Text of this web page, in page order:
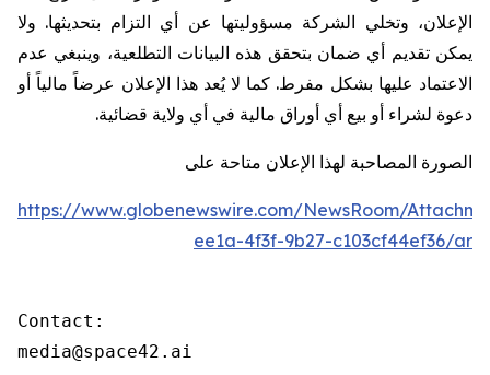
الإعلان، وتخلي الشركة مسؤوليتها عن أي التزام بتحديثها. ولا
يمكن تقديم أي ضمان بتحقق هذه البيانات التطلعية، وينبغي عدم
الاعتماد عليها بشكل مفرط. كما لا يُعد هذا الإعلان عرضاً مالياً أو
دعوة لشراء أو بيع أي أوراق مالية في أي ولاية قضائية.
الصورة المصاحبة لهذا الإعلان متاحة على
https://www.globenewswire.com/NewsRoom/
ee1a-4f3f-9b27-c103cf44ef36/ar
Contact:
media@space42.ai